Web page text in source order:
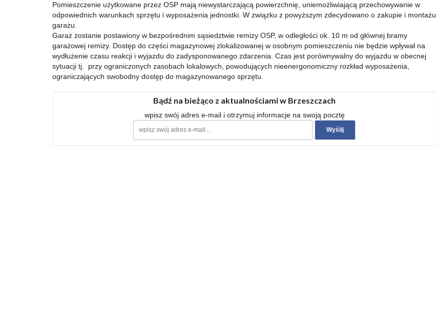
Pomieszczenie użytkowane przez OSP mają niewystarczającą powierzchnię, uniemożliwiającą przechowywanie w
odpowiednich warunkach sprzętu i wyposażenia jednostki. W związku z powyższym zdecydowano o zakupie i montażu
garażu.
Garaż zostanie postawiony w bezpośrednim sąsiedztwie remizy OSP, w odległości ok. 10 m od głównej bramy
garażowej remizy. Dostęp do części magazynowej zlokalizowanej w osobnym pomieszczeniu nie będzie wpływał na
wydłużenie czasu reakcji i wyjazdu do zadysponowanego zdarzenia. Czas jest porównywalny do wyjazdu w obecnej
sytuacji tj. przy ograniczonych zasobach lokalowych, powodujących nieenergonomiczny rozkład wyposażenia,
ograniczających swobodny dostęp do magazynowanego sprzętu.
Bądź na bieżąco z aktualnościami w Brzeszczach
wpisz swój adres e-mail i otrzymuj informacje na swoją pocztę